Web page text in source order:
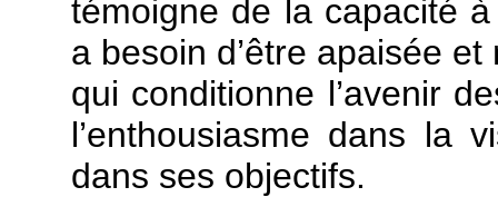
témoigne de la capacité
a besoin d’être apaisée
qui conditionne l’avenir
l’enthousiasme dans la
dans ses objectifs.